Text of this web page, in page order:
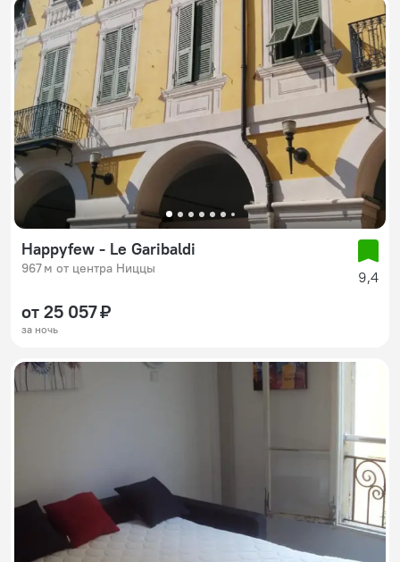
Happyfew - Le Garibaldi
967 м от центра Ниццы
9,4
от 25 057 ₽
за ночь